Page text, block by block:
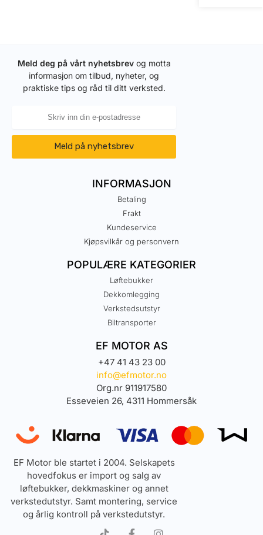
Meld deg på vårt nyhetsbrevog motta
informasjon om tilbud, nyheter, og
praktiske tips og råd til ditt verksted.
Meld på nyhetsbrev
INFORMASJON
Betaling
Frakt
Kundeservice
Kjøpsvilkår og personvern
POPULÆRE KATEGORIER
Løftebukker
Dekkomlegging
Verkstedsutstyr
Biltransporter
EF MOTOR AS
+47 41 43 23 00
info@efmotor.no
Org.nr 911917580
Esseveien 26, 4311 Hommersåk
EF Motor ble startet i 2004. Selskapets
hovedfokus er import og salg av
løftebukker, dekkmaskiner og annet
verkstedutstyr. Samt montering, service
og årlig kontroll på verkstedutstyr.